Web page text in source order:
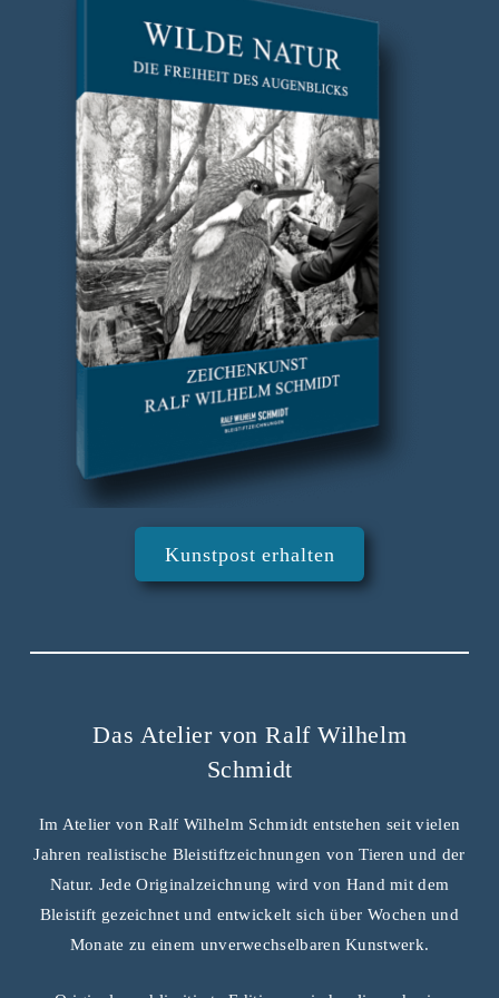
Kunstpost erhalten
Das Atelier von Ralf Wilhelm
Schmidt
Im Atelier von Ralf Wilhelm Schmidt entstehen seit vielen
Jahren realistische Bleistiftzeichnungen von Tieren und der
Natur. Jede Originalzeichnung wird von Hand mit dem
Bleistift gezeichnet und entwickelt sich über Wochen und
Monate zu einem unverwechselbaren Kunstwerk.